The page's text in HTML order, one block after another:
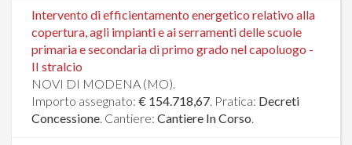
Intervento di efficientamento energetico relativo alla
copertura, agli impianti e ai serramenti delle scuole
primaria e secondaria di primo grado nel capoluogo -
II stralcio
NOVI DI MODENA (MO).
Importo assegnato: € 154.718,67. Pratica: Decreti
Concessione. Cantiere: Cantiere In Corso.